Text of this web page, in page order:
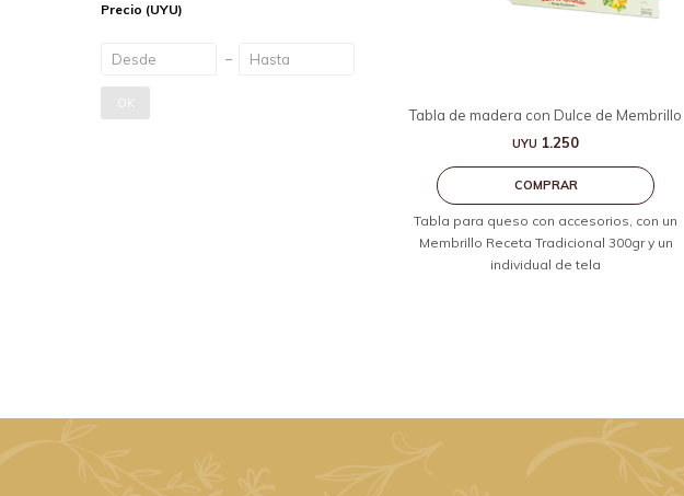
Tabla de madera con Dulce de Membrillo
UYU 1.250
Tabla para queso con accesorios, con un
Membrillo Receta Tradicional 300gr y un
individual de tela
Precio (UYU)
OK